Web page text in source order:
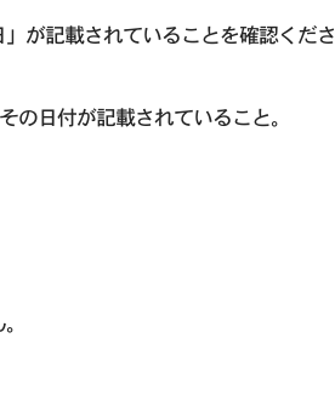
が記載されていることを確認くださ
日付が記載されていること。